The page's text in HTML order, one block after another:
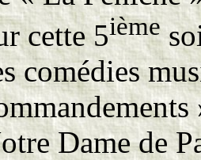
cette 5ième
comédies
Dame de